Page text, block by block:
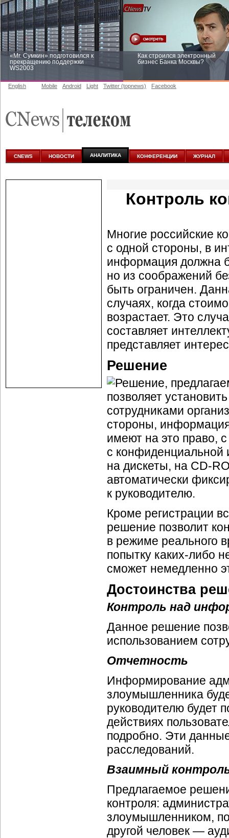
«Mr. Сумкин» подготовился к
прекращению поддержки
WS2003
Как строился электронный
бизнес Банка Москвы?
аналитике
English Mobile Android Light Twitter (topnews) Facebook
CNEWS НОВОСТИ АНАЛИТИКА КОНФЕРЕНЦИИ ЖУРНАЛ
Контроль
Многие российские
с одной стороны, в
информация должна
но из соображений
быть ограничен.
случаях, когда
возрастает. Это
составляет
представляет
Решение
Решение,
позволяет
сотрудниками
стороны,
имеют на это право,
с конфиденциальной
на дискеты, на CD-
автоматически
к руководителю.
Кроме регистрации
решение позволит
в режиме реального
попытку каких-либо
сможет немедленно
Достоинства
Контроль над
Данное решение
использованием
Отчетность
Информирование
злоумышленника
руководителю будет
действиях
подробно. Эти
расследований.
Взаимный
Предлагаемое
контроля:
злоумышленником,
другой человек —